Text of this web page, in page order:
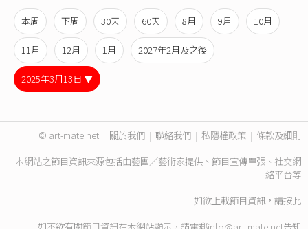
本周 下周 30天 60天 8月 9月 10月
11月 12月 1月 2027年2月及之後
2025年3月13日 ▼
© art-mate.net | 關於我們 | 聯絡我們 | 私隱權政策 | 條款及細則
本網站之節目資訊來源包括由藝團／藝術家提供、節目宣傳單張、社交網
絡平台等
如欲上載節目資訊，請按此